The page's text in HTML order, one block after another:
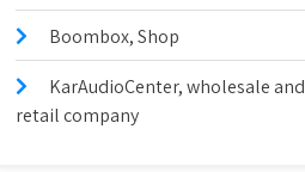
Boombox, Shop
KarAudioCenter, wholesale and
retail company